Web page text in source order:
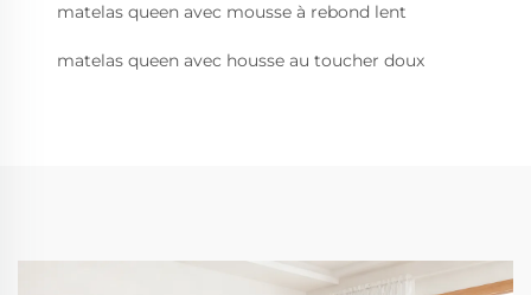
matelas queen avec mousse à rebond lent
matelas queen avec housse au toucher doux